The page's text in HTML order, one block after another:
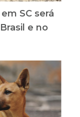
SC será
e no